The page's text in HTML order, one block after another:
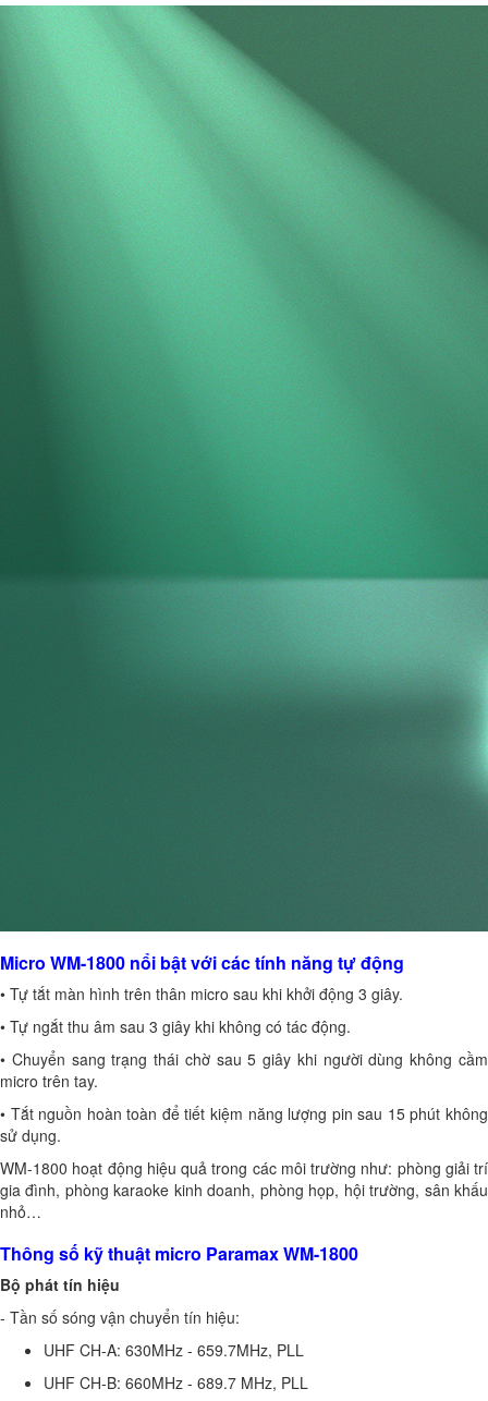
Micro WM-1800 nổi bật với các tính năng tự động
• Tự tắt màn hình trên thân micro sau khi khởi động 3 giây.
• Tự ngắt thu âm sau 3 giây khi không có tác động.
• Chuyển sang trạng thái chờ sau 5 giây khi người dùng không cầm
micro trên tay.
• Tắt nguồn hoàn toàn để tiết kiệm năng lượng pin sau 15 phút không
sử dụng.
WM-1800 hoạt động hiệu quả trong các môi trường như: phòng giải trí
gia đình, phòng karaoke kinh doanh, phòng họp, hội trường, sân khấu
nhỏ…
Thông số kỹ thuật micro Paramax WM-1800
Bộ phát tín hiệu
- Tần số sóng vận chuyển tín hiệu:
UHF CH-A: 630MHz - 659.7MHz, PLL
UHF CH-B: 660MHz - 689.7 MHz, PLL